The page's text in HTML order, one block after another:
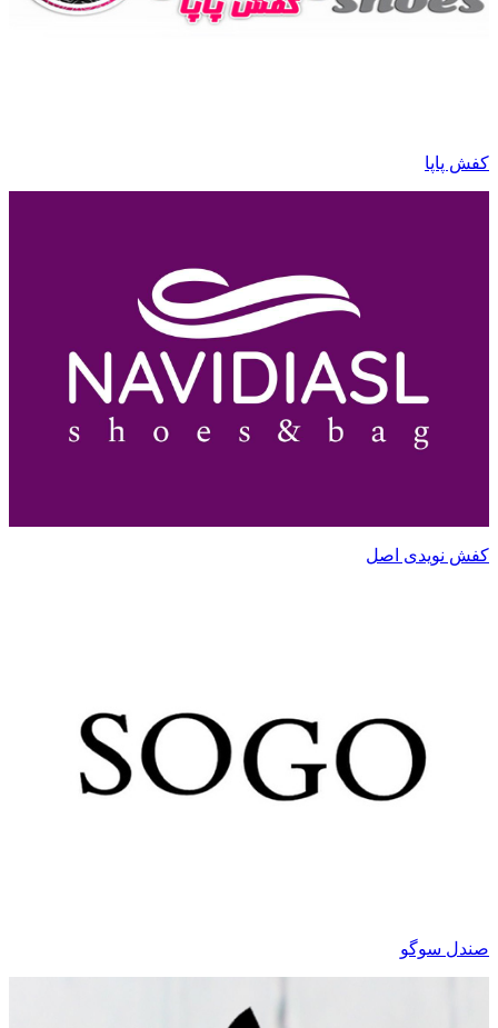
کفش پاپا
کفش نویدی اصل
صندل سوگو